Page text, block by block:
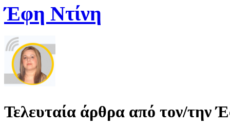
Έφη Ντίνη
Τελευταία άρθρα από τον/την